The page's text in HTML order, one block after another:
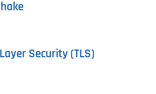
Security (TLS)